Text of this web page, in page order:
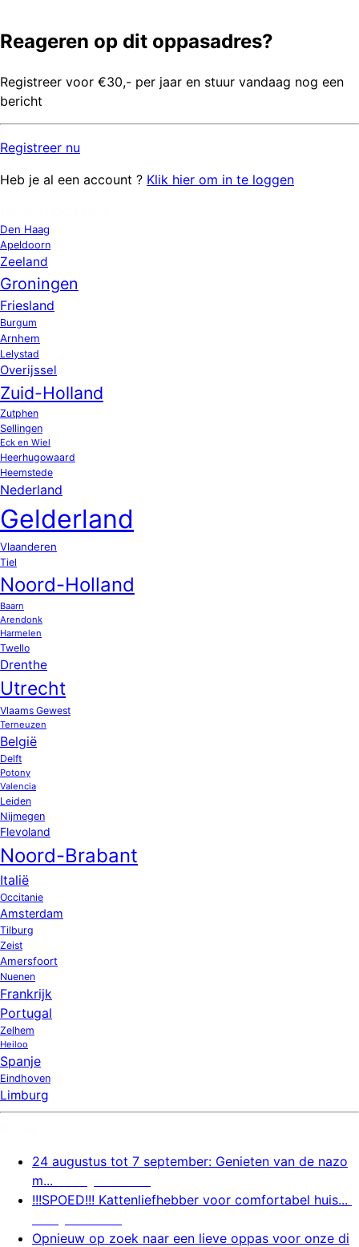
Reageren op dit oppasadres?
Registreer voor €30,- per jaar en stuur vandaag nog een
bericht
Registreer nu
Heb je al een account ? Klik hier om in te loggen
Den Haag
Apeldoorn
Zeeland
Groningen
Friesland
Burgum
Arnhem
Lelystad
Overijssel
Zuid-Holland
Zutphen
Sellingen
Eck en Wiel
Heerhugowaard
Heemstede
Nederland
Gelderland
Vlaanderen
Tiel
Noord-Holland
Baarn
Arendonk
Harmelen
Twello
Drenthe
Utrecht
Vlaams Gewest
Terneuzen
België
Delft
Potony
Valencia
Leiden
Nijmegen
Flevoland
Noord-Brabant
Italië
Occitanie
Amsterdam
Tilburg
Zeist
Amersfoort
Nuenen
Frankrijk
Portugal
Zelhem
Heiloo
Spanje
Eindhoven
Limburg
24 augustus tot 7 september: Genieten van de nazo
m...
!!!SPOED!!! Kattenliefhebber voor comfortabel huis...
Opnieuw op zoek naar een lieve oppas voor onze di